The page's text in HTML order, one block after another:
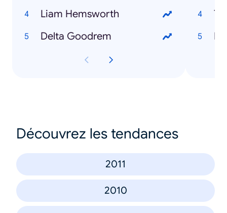
Liam Hemsworth
Delta Goodrem
Découvrez les tendances
2011
2010